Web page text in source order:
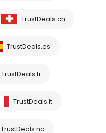
TrustDeals.ch
TrustDeals.es
TrustDeals.fr
TrustDeals.it
TrustDeals.no